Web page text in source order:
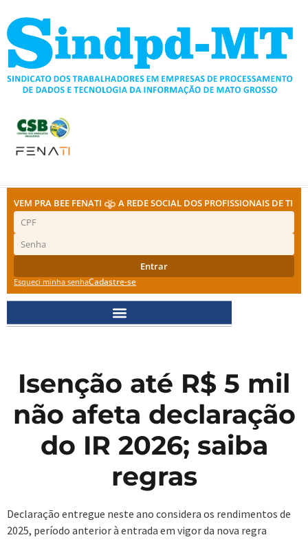
para
conteúdo
VEM PRA BEE FENATI A REDE SOCIAL DOS PROFISSIONAIS DE TI
Entrar
Esqueci minha senhaCadastre-se
Isenção até R$ 5 mil
não afeta declaração
do IR 2026; saiba
regras
Declaração entregue neste ano considera os rendimentos de
2025, período anterior à entrada em vigor da nova regra